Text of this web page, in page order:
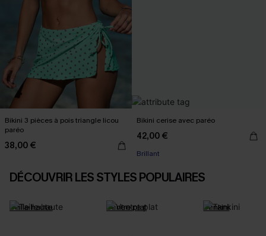
Bikini 3 pièces à pois triangle licou
paréo
38,00 €
Bikini cerise avec paréo
42,00 €
Brillant
DÉCOUVRIR LES STYLES POPULAIRES
Taille haute Ventre plat Tankini